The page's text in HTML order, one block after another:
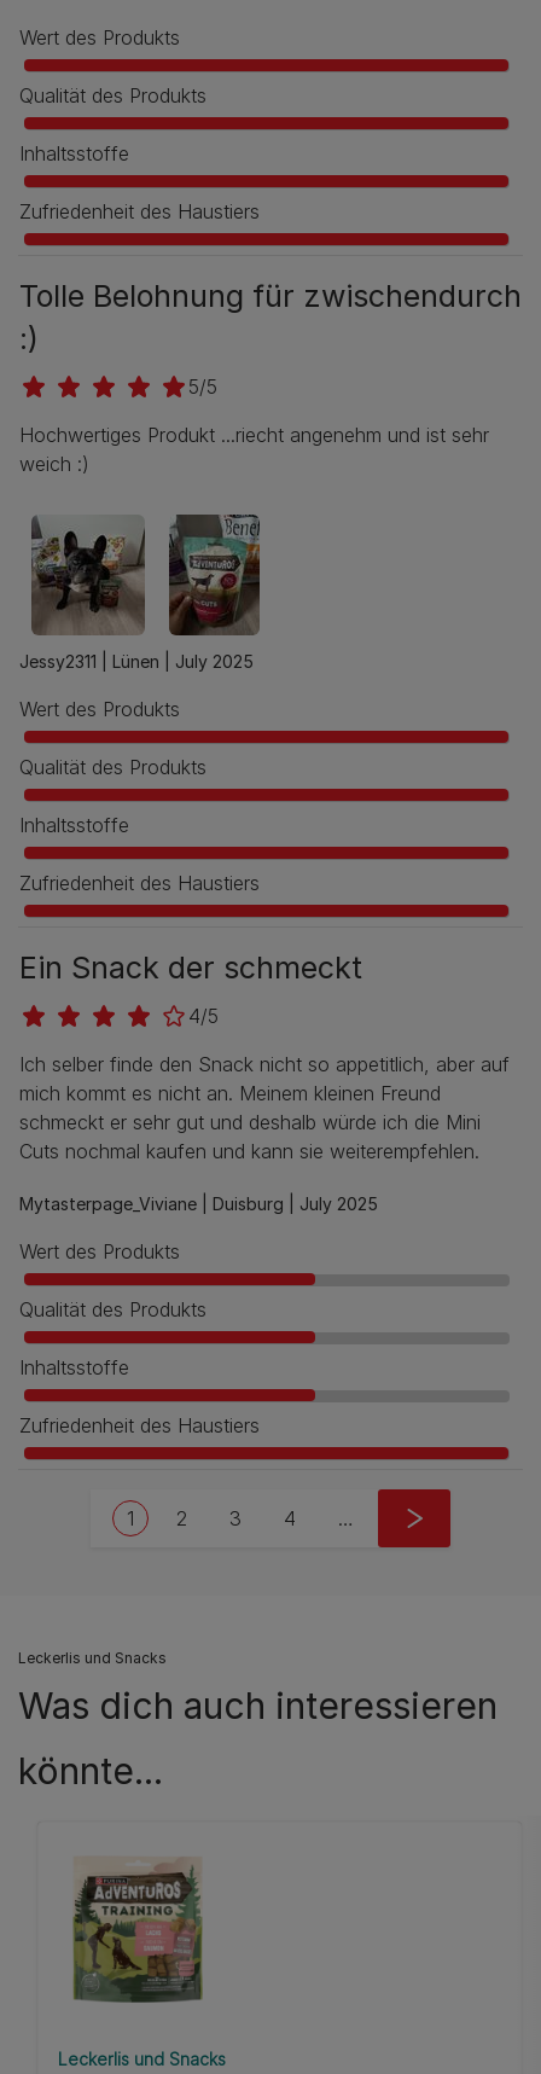
Wert des Produkts
Qualität des Produkts
Inhaltsstoffe
Zufriedenheit des Haustiers
Tolle Belohnung für zwischendurch
:)
5/5
Hochwertiges Produkt ...riecht angenehm und ist sehr
weich :)
Jessy2311 | Lünen | July 2025
Wert des Produkts
Qualität des Produkts
Inhaltsstoffe
Zufriedenheit des Haustiers
Ein Snack der schmeckt
4/5
Ich selber finde den Snack nicht so appetitlich, aber auf
mich kommt es nicht an. Meinem kleinen Freund
schmeckt er sehr gut und deshalb würde ich die Mini
Cuts nochmal kaufen und kann sie weiterempfehlen.
Mytasterpage_Viviane | Duisburg | July 2025
Wert des Produkts
Qualität des Produkts
Inhaltsstoffe
Zufriedenheit des Haustiers
Current page
1 Seite
2 Seite
3 Seite
4 … Next page
››
Leckerlis und Snacks
Was dich auch interessieren
könnte...
Leckerlis und Snacks